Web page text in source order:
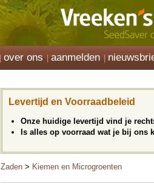
over ons aanmelden
Levertijd en Voorraadbeleid
Onze huidige levertijd vind je
Is alles op voorraad wat je bij ons
Zaden > Kiemen en Microgroenten